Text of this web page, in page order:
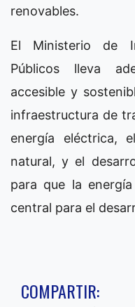
renovables.
El Ministerio de
Públicos lleva
accesible y
infraestructura de
energía eléctrica,
natural, y el
para que la
central para el
COMPARTIR: